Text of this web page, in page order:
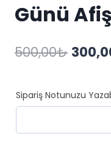
Günü
500,00₺
Sipariş Notunuzu